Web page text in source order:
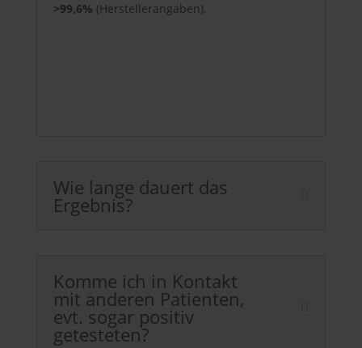
>99,6% (Herstellerangaben).
Wie lange dauert das
Ergebnis?
Komme ich in Kontakt
mit anderen Patienten,
evt. sogar positiv
getesteten?